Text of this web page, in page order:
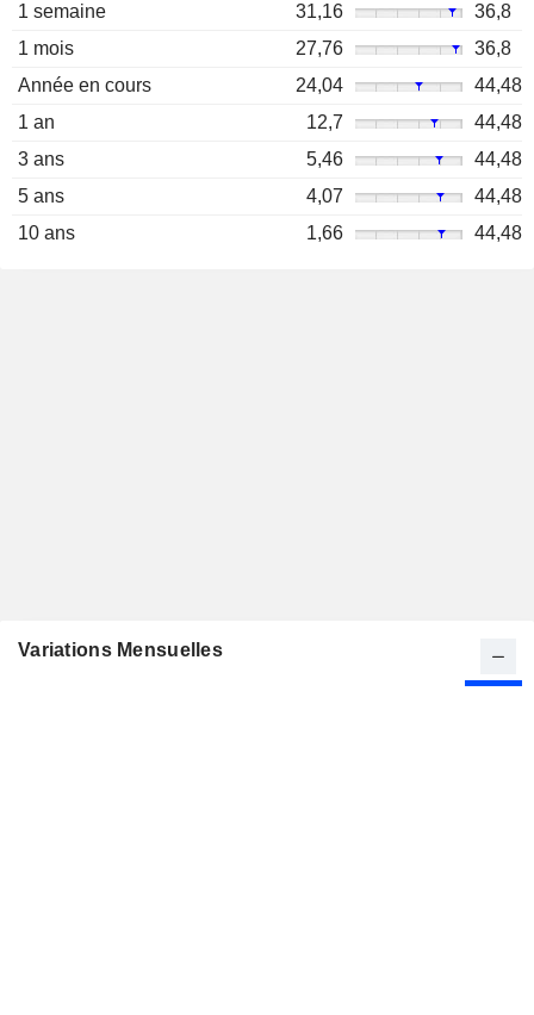
1 semaine 31,16
36,8
1 mois
27,76
36,8
Année en cours
24,04
44,48
1 an
12,7
44,48
3 ans
5,46
44,48
5 ans
4,07
44,48
10 ans
1,66 44,48
Variations Mensuelles